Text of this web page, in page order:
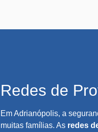
Redes de
Em Adrianópolis, a
muitas famílias. As redes